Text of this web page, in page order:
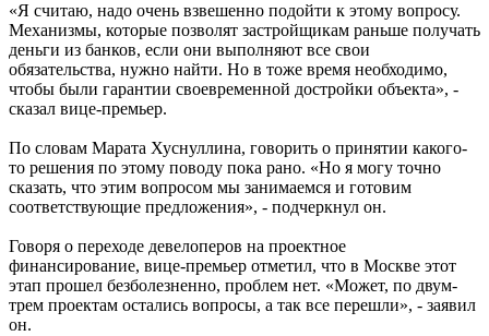
«Я считаю, надо очень взвешенно подойти к этому вопросу.
Механизмы, которые позволят застройщикам раньше получать
деньги из банков, если они выполняют все свои
обязательства, нужно найти. Но в тоже время необходимо,
чтобы были гарантии своевременной достройки объекта», -
сказал вице-премьер.
По словам Марата Хуснуллина, говорить о принятии какого-
то решения по этому поводу пока рано. «Но я могу точно
сказать, что этим вопросом мы занимаемся и готовим
соответствующие предложения», - подчеркнул он.
Говоря о переходе девелоперов на проектное
финансирование, вице-премьер отметил, что в Москве этот
этап прошел безболезненно, проблем нет. «Может, по двум-
трем проектам остались вопросы, а так все перешли», - заявил
он.